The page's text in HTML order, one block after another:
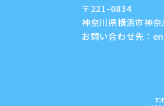
〒221-0834
神奈川県横浜市神
お問い合わせ先：